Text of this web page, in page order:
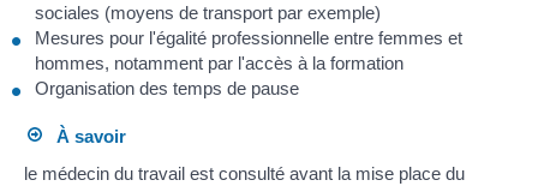
sociales (moyens de transport par exemple)
Mesures pour l'égalité professionnelle entre femmes et
hommes, notamment par l'accès à la formation
Organisation des temps de pause
À savoir
le médecin du travail est consulté avant la mise place du